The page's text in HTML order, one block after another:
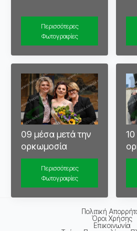
Περισσότερες
Φωτογραφίες
09 μέσα μετά την
ορκωμοσία
Περισσότερες
Φωτογραφίες
Πολιτική
Όροι Χρήσης
Επικοινωνία